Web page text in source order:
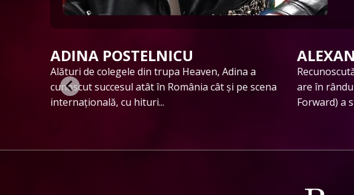
DISTINTO
Formația Distinto reprezintă primul proiect pop-
opera din România și unul dintre puținele din
lume de acest fel. Octavian Dobrota (tenor),...
DJ
Cunoscut
Ioan
muncitoare.